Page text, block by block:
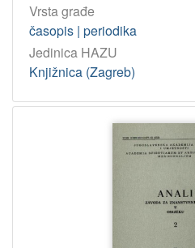
Vrsta građe
časopis | periodika
Jedinica HAZU
Knjižnica (Zagreb)